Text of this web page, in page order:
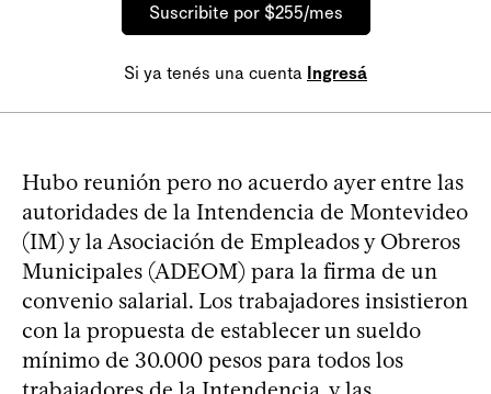
Suscribite por $255/mes
Si ya tenés una cuenta Ingresá
Hubo reunión pero no acuerdo ayer entre las
autoridades de la Intendencia de Montevideo
(IM) y la Asociación de Empleados y Obreros
Municipales (ADEOM) para la firma de un
convenio salarial. Los trabajadores insistieron
con la propuesta de establecer un sueldo
mínimo de 30.000 pesos para todos los